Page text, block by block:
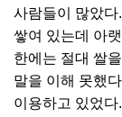
사람들이 많았다
쌓여 있는데 아
한에는 절대 쌀
말을 이해 못했
이용하고 있었